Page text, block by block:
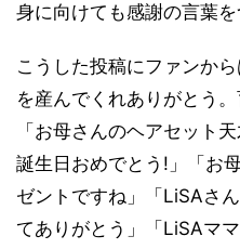
身に向けても感謝の言葉を
こうした投稿にファンか
を産んでくれありがとう
「お母さんのヘアセット
誕生日おめでとう!」「お
ゼントですね」「LiSAさ
てありがとう」「LiSAマ